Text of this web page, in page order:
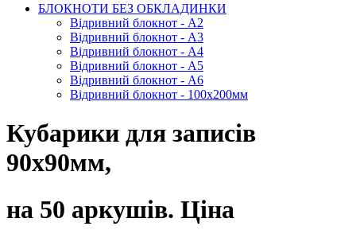
БЛОКНОТИ БЕЗ ОБКЛАДИНКИ
Відривний блокнот - А2
Відривний блокнот - А3
Відривний блокнот - А4
Відривний блокнот - А5
Відривний блокнот - А6
Відривний блокнот - 100х200мм
Кубарики для записів
90х90мм,
на 50 аркушів. Ціна